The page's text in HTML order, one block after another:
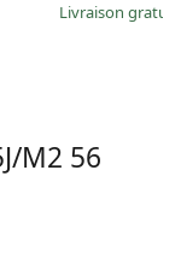
Livraison
M2 56